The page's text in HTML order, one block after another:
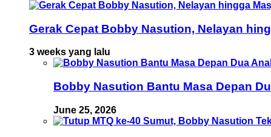
Gerak Cepat Bobby Nasution, Nelayan
3 weeks yang lalu
Bobby Nasution Bantu Masa Depan
June 25, 2026